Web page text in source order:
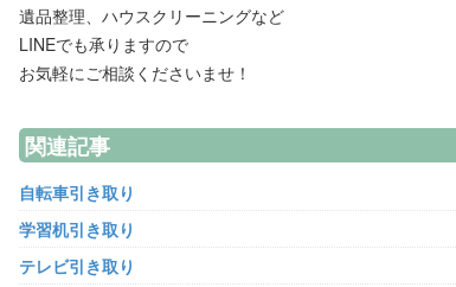
遺品整理、ハウスクリーニングなど
LINEでも承りますので
お気軽にご相談くださいませ！
関連記事
自転車引き取り
学習机引き取り
テレビ引き取り